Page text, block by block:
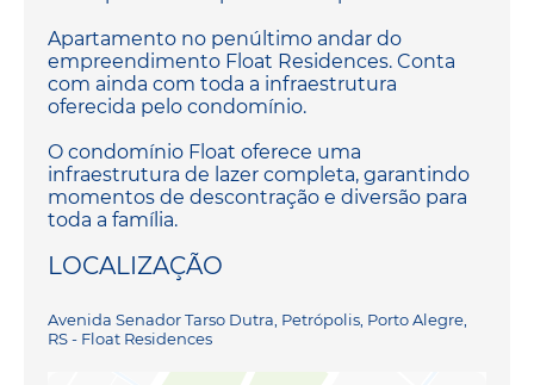
Apartamento no penúltimo andar do
empreendimento Float Residences. Conta
com ainda com toda a infraestrutura
oferecida pelo condomínio.
O condomínio Float oferece uma
infraestrutura de lazer completa, garantindo
momentos de descontração e diversão para
toda a família.
LOCALIZAÇÃO
Avenida Senador Tarso Dutra, Petrópolis, Porto Alegre,
RS - Float Residences